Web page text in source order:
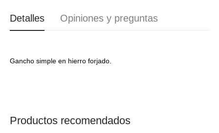
Detalles Opiniones y preguntas
Gancho simple en hierro forjado.
Productos recomendados